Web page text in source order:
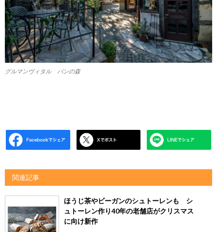
グルマンヴィタル パンの森
関連記事
ほうじ茶やビーガンのシュトーレンも シ
ュトーレン作り40年の老舗店がクリスマス
に向け新作